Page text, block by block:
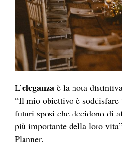
L’eleganza è la nota
“Il mio obiettivo è soddisfare
futuri sposi che decidono di
più importante della loro
Planner.